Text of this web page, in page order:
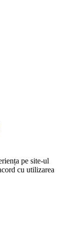
pe site-ul
cu utilizarea